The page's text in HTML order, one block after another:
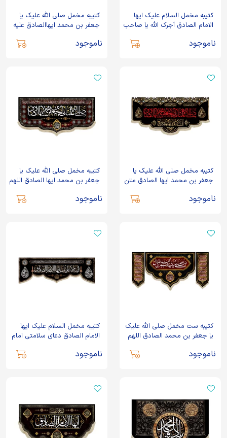
کتیبه مخمل السلام علیک ایها
الامام الصادق آجرک الله یا صاحب
ناموجود
کتیبه مخمل صلی الله علیک یا
جعفر بن محمد ایهاالصادق علیه
ناموجود
کتیبه مخمل صلی الله علیک یا
جعفر بن محمد ایها الصادق متن
ناموجود
کتیبه مخمل صلی الله علیک یا
جعفر بن محمد ایها الصادق اللهم
ناموجود
کتیبه ست مخمل صلی الله علیک
یا جعفر بن محمد الصادق اللهم
ناموجود
کتیبه مخمل السلام علیک ایها
الامام الصادق دعای سلامتی امام
ناموجود